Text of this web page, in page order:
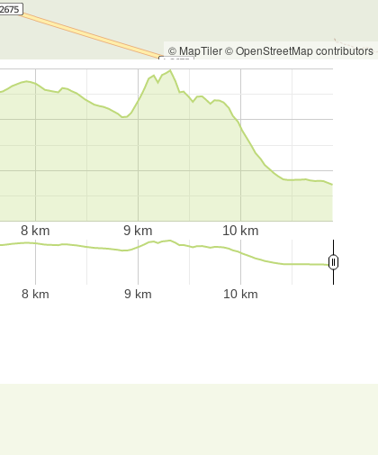
© MapTiler© OpenStreetMap contributors
8 km 9 km 10 km
8 km 9 km 10 km